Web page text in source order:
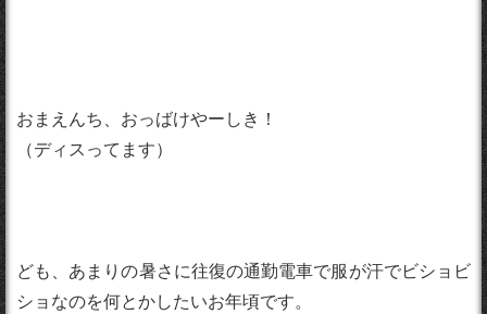
おまえんち、おっばけやーしき！
（ディスってます）
ども、あまりの暑さに往復の通勤電車で服が汗でビショビ
ショなのを何とかしたいお年頃です。